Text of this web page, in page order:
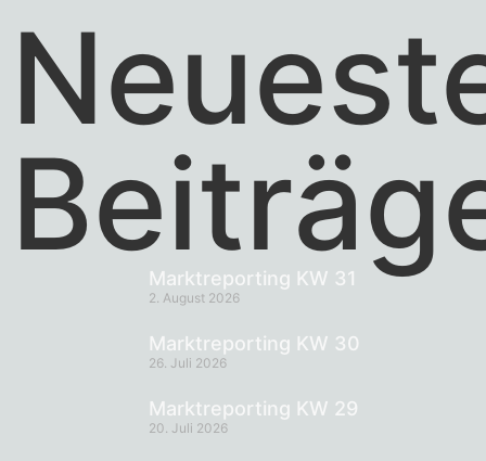
Marktreporting KW 31
2. August 2026
Marktreporting KW 30
26. Juli 2026
Marktreporting KW 29
20. Juli 2026